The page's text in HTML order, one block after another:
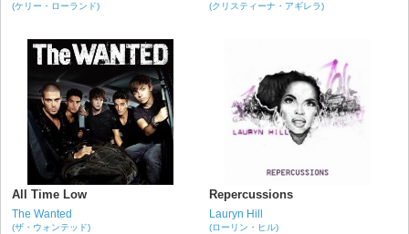
(ケリー・ローランド) (クリスティーナ・アギレラ)
All Time Low
The Wanted
(ザ・ウォンテッド)
Repercussions
Lauryn Hill
(ローリン・ヒル)